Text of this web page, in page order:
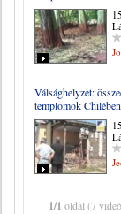
Válsághelyzet:
templomok Chilében
1/1 oldal (7